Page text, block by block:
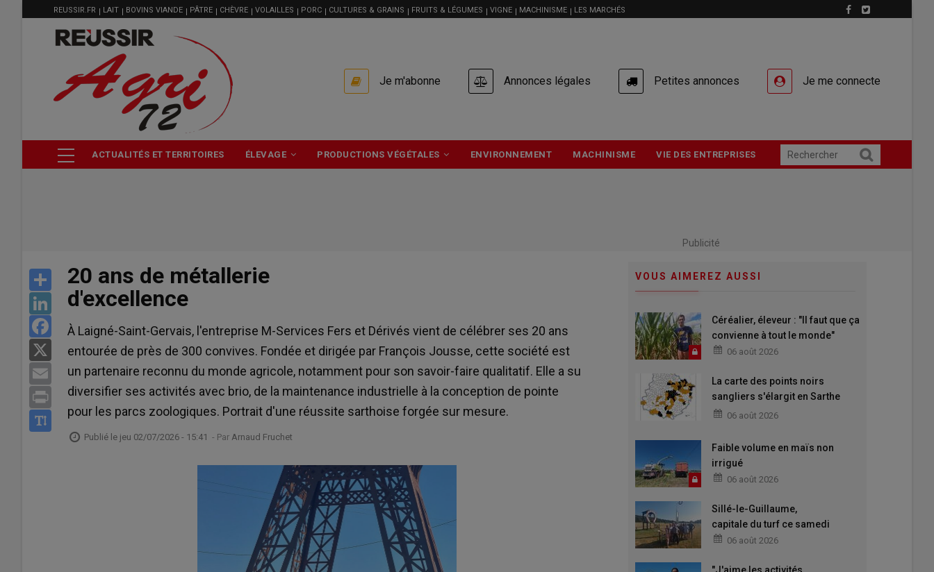
MENU
FILIÈRE
REUSSIR.FR LAIT BOVINS VIANDE PÂTRE CHÈVRE VOLAILLES PORC CULTURES & GRAINS FRUITS & LÉGUMES VIGNE MACHINISME LES MARCHÉS
USER
ACCOUNT
MENU
Je m'abonne Annonces légales Petites annonces Je me connecte
PRINCIPALEACTUALITÉS ET TERRITOIRES ÉLEVAGE PRODUCTIONS VÉGÉTALES ENVIRONNEMENT MACHINISME VIE DES ENTREPRISES
Publicité
Share
LinkedIn
Facebook
Email
Print
20 ans de métallerie
d'excellence
À Laigné-Saint-Gervais, l'entreprise M-Services Fers et Dérivés vient de célébrer ses 20 ans
entourée de près de 300 convives. Fondée et dirigée par François Jousse, cette société est
un partenaire reconnu du monde agricole, notamment pour son savoir-faire qualitatif. Elle a su
diversifier ses activités avec brio, de la maintenance industrielle à la conception de pointe
pour les parcs zoologiques. Portrait d'une réussite sarthoise forgée sur mesure.
Publié le jeu 02/07/2026 - 15:41 - Par Arnaud Fruchet
VOUS AIMEREZ AUSSI
Céréalier, éleveur : "Il faut que ça
convienne à tout le monde"
06 août 2026
La carte des points noirs
sangliers s'élargit en Sarthe
pour 2026-2027
06 août 2026
Faible volume en maïs non
irrigué
06 août 2026
Sillé-le-Guillaume,
capitale du turf ce samedi
06 août 2026